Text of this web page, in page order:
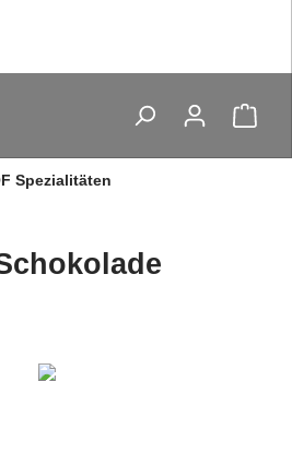
Spezialitäten